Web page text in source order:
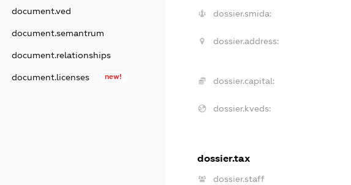
document.ved
document.semantrum
document.relationships
document.licenses new!
dossier.smida:
dossier.address:
dossier.capital:
dossier.kveds:
dossier.tax
dossier.staff